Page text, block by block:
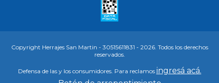
Copyright Herrajes San Martin - 30515611831 - 2026. Todos los derechos
reservados.
Defensa de las y los consumidores. Para reclamos ingresá acá.